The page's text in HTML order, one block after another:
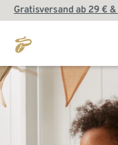
Gratisversand ab 29 €